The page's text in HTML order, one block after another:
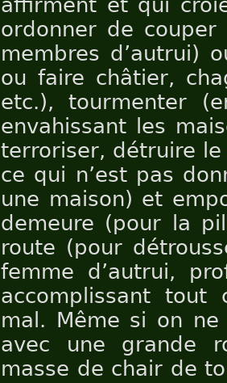
affirment et qui
ordonner de
membres d’autrui)
ou faire châtier,
etc.), tourmenter
envahissant les
terroriser, détruire
ce qui n’est pas
une maison) et
demeure (pour la
route (pour
femme d’autrui,
accomplissant tout
mal. Même si on
avec une grande
masse de chair de